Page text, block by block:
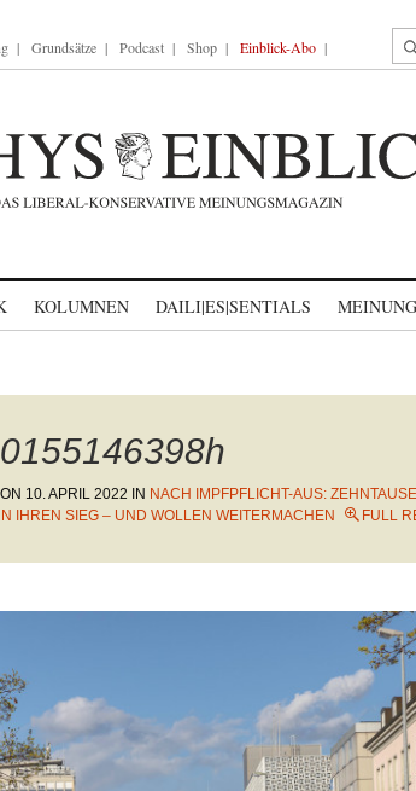
Grundsätze Podcast Shop Einblick-Abo
KOLUMNEN DAILI|ES|SENTIALS
10. APRIL 2022 IN NACH IMPFPFLICHT-AUS:
IHREN SIEG – UND WOLLEN WEITERMACHEN
FULL